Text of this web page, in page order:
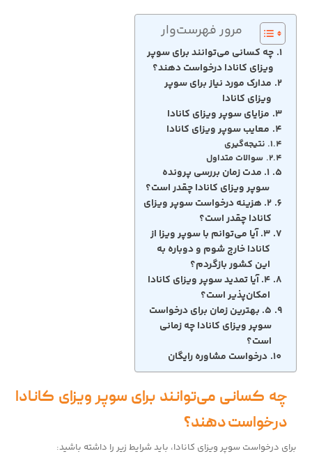
مرور فهرست‌وار
چه کسانی می‌توانند برای سوپر
ویزای کانادا درخواست دهند؟
مدارک مورد نیاز برای سوپر
ویزای کانادا
مزایای سوپر ویزای کانادا
معایب سوپر ویزای کانادا
نتیجه‌گیری
سوالات متداول
۱. مدت زمان بررسی پرونده
سوپر ویزای کانادا چقدر است؟
۲. هزینه درخواست سوپر ویزای
کانادا چقدر است؟
۳. آیا می‌توانم با سوپر ویزا از
کانادا خارج شوم و دوباره به
این کشور بازگردم؟
۴. آیا تمدید سوپر ویزای کانادا
امکان‌پذیر است؟
۵. بهترین زمان برای درخواست
سوپر ویزای کانادا چه زمانی
است؟
درخواست مشاوره رایگان
چه کسانی می‌توانند برای سوپر ویزای کانادا
درخواست دهند؟
برای درخواست سوپر ویزای کانادا، باید شرایط زیر را داشته باشید: